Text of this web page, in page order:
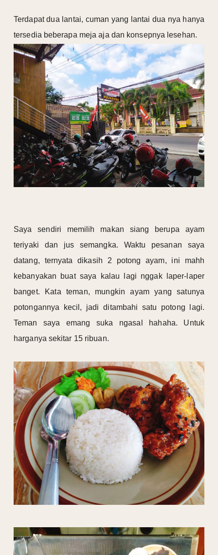
Terdapat dua lantai, cuman yang lantai dua nya hanya
tersedia beberapa meja aja dan konsepnya lesehan.
Saya sendiri memilih makan siang berupa ayam
teriyaki dan jus semangka. Waktu pesanan saya
datang, ternyata dikasih 2 potong ayam, ini mahh
kebanyakan buat saya kalau lagi nggak laper-laper
banget. Kata teman, mungkin ayam yang satunya
potongannya kecil, jadi ditambahi satu potong lagi.
Teman saya emang suka ngasal hahaha. Untuk
harganya sekitar 15 ribuan.